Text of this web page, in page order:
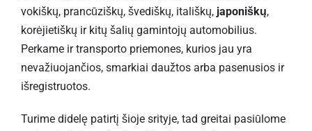
vokiškų, prancūziškų, švediškų, itališkų, japoniškų,
korėjietiškų ir kitų šalių gamintojų automobilius.
Perkame ir transporto priemones, kurios jau yra
nevažiuojančios, smarkiai daužtos arba pasenusios ir
išregistruotos.
Turime didelę patirtį šioje srityje, tad greitai pasiūlome